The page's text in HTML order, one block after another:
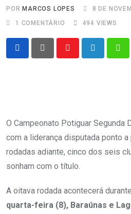
POR MARCOS LOPES
8 DE
1
COMENTÁRIO 494 VIEWS
O Campeonato Potiguar Segunda
com a liderança disputada ponto
rodadas adiante, cinco dos seis
sonham com o título.
A oitava rodada acontecerá
quarta-feira (8), Baraúnas e